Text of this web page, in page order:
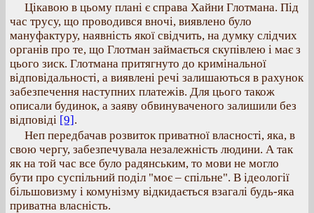
Цікавою в цьому плані є справа Хайни Глотмана. Під
час трусу, що проводився вночі, виявлено було
мануфактуру, наявність якої свідчить, на думку слідчих
органів про те, що Глотман займається скупівлею і має з
цього зиск. Глотмана притягнуто до кримінальної
відповідальності, а виявлені речі залишаються в рахунок
забезпечення наступних платежів. Для цього також
описали будинок, а заяву обвинуваченого залишили без
відповіді [9].
Неп передбачав розвиток приватної власності, яка, в
свою чергу, забезпечувала незалежність людини. А так
як на той час все було радянським, то мови не могло
бути про суспільний поділ "моє – спільне". В ідеології
більшовизму і комунізму відкидається взагалі будь-яка
приватна власність.